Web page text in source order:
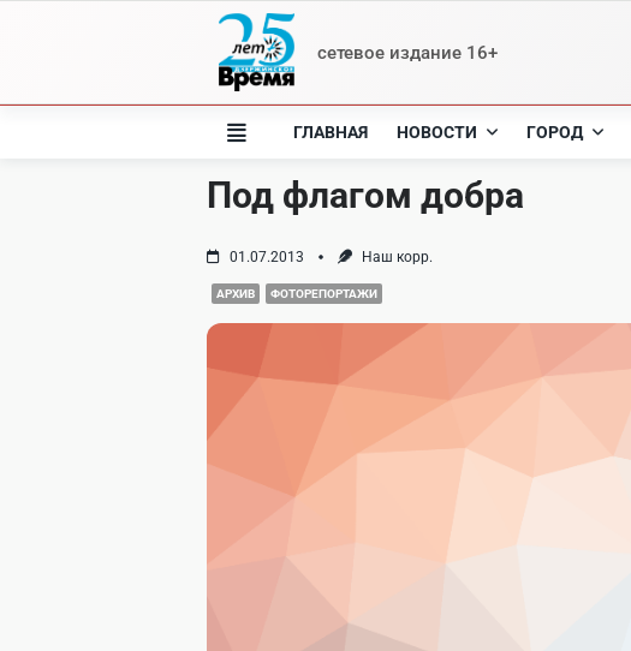
сетевое издание 16+
ГЛАВНАЯ НОВОСТИ ГОРОД
Под флагом добра
01.07.2013 Наш корр.
АРХИВ ФОТОРЕПОРТАЖИ